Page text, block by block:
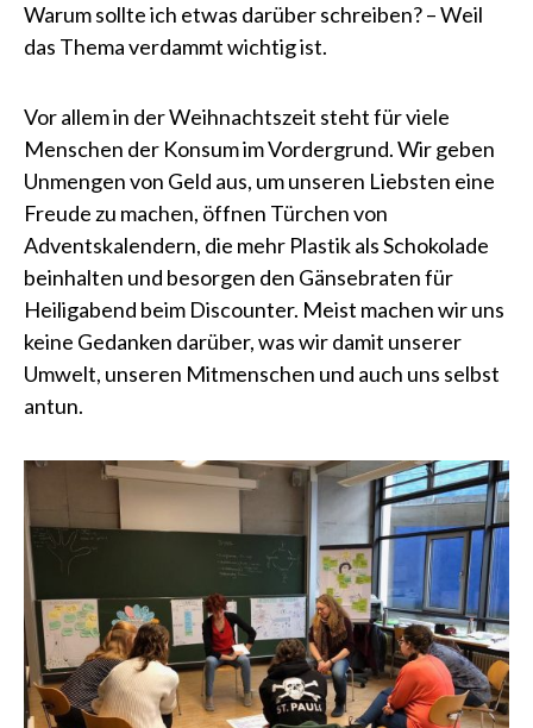
Warum sollte ich etwas darüber schreiben? – Weil
das Thema verdammt wichtig ist.
Vor allem in der Weihnachtszeit steht für viele
Menschen der Konsum im Vordergrund. Wir geben
Unmengen von Geld aus, um unseren Liebsten eine
Freude zu machen, öffnen Türchen von
Adventskalendern, die mehr Plastik als Schokolade
beinhalten und besorgen den Gänsebraten für
Heiligabend beim Discounter. Meist machen wir uns
keine Gedanken darüber, was wir damit unserer
Umwelt, unseren Mitmenschen und auch uns selbst
antun.